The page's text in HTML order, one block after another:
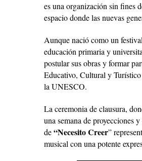
es una organización sin fines
espacio donde las nuevas
Aunque nació como un
educación primaria y
postular sus obras y formar
Educativo, Cultural y
la UNESCO.
La ceremonia de clausura,
una semana de proyecciones
de“Necesito Creer”
musical con una potente